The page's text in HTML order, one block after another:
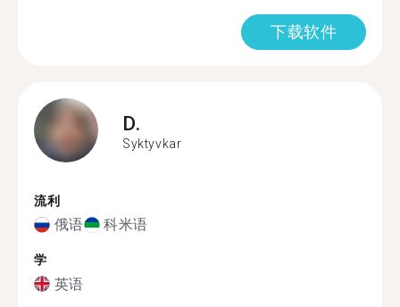
下载软件
D.
Syktyvkar
流利
俄语 科米语
学
英语